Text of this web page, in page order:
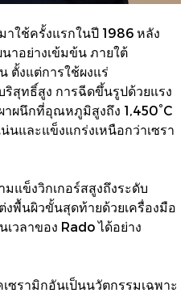
าใช้ครั้งแรกในปี 1986 หลัง
าอย่างเข้มข้น ภายใต้
ตั้งแต่การใช้ผงแร่
ริสุทธิ์สูง การฉีดขึ้นรูปด้วยแรง
าผนึกที่อุณหภูมิสูงถึง 1,450°C
และแข็งแกร่งเหนือกว่าเซรา
แข็งวิกเกอร์สสูงถึงระดับ
งพื้นผิวขั้นสุดท้ายด้วยเครื่องมือ
เวลาของ Rado ได้อย่าง
ซรามิกอันเป็นนวัตกรรมเฉพาะ